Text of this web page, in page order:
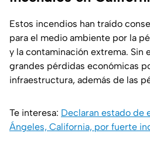
Estos incendios han traído
para el medio ambiente por la
y la contaminación extrema. Sin
grandes pérdidas económicas
infraestructura, además de las
Te interesa: Declaran estado de
Ángeles, California, por fuerte